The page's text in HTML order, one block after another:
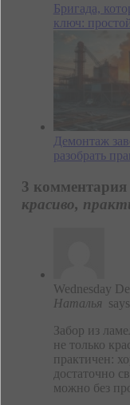
Бригада,
ключ:
Демонтаж
разобрать
3 комментария
красиво,
Wednesday
Наталья
Забор из
не только
практичен:
достаточно
можно без